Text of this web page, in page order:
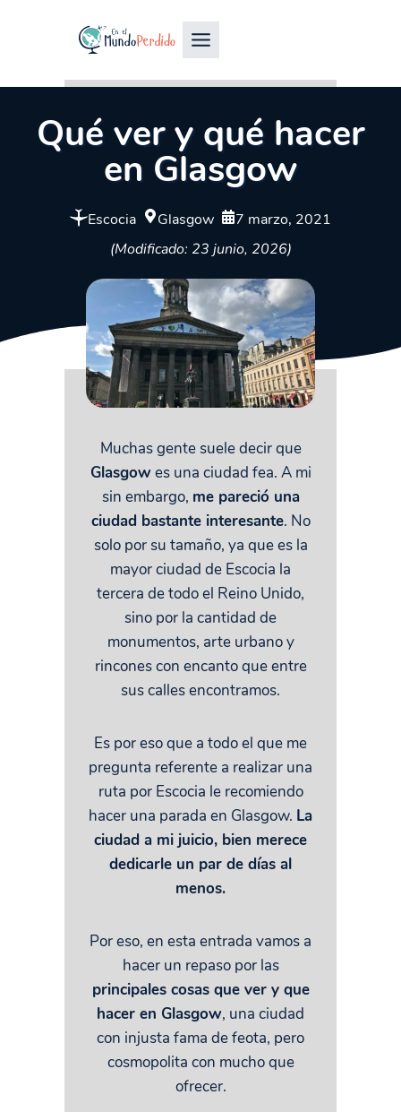
Qué ver y qué hacer
en Glasgow
Escocia Glasgow
7 marzo, 2021
(Modificado: 23 junio, 2026)
Muchas gente suele decir que
Glasgow es una ciudad fea. A mi
sin embargo, me pareció una
ciudad bastante interesante. No
solo por su tamaño, ya que es la
mayor ciudad de Escocia la
tercera de todo el Reino Unido,
sino por la cantidad de
monumentos, arte urbano y
rincones con encanto que entre
sus calles encontramos.
Es por eso que a todo el que me
pregunta referente a realizar una
ruta por Escocia le recomiendo
hacer una parada en Glasgow. La
ciudad a mi juicio, bien merece
dedicarle un par de días al
menos.
Por eso, en esta entrada vamos a
hacer un repaso por las
principales cosas que ver y que
hacer en Glasgow, una ciudad
con injusta fama de feota, pero
cosmopolita con mucho que
ofrecer.